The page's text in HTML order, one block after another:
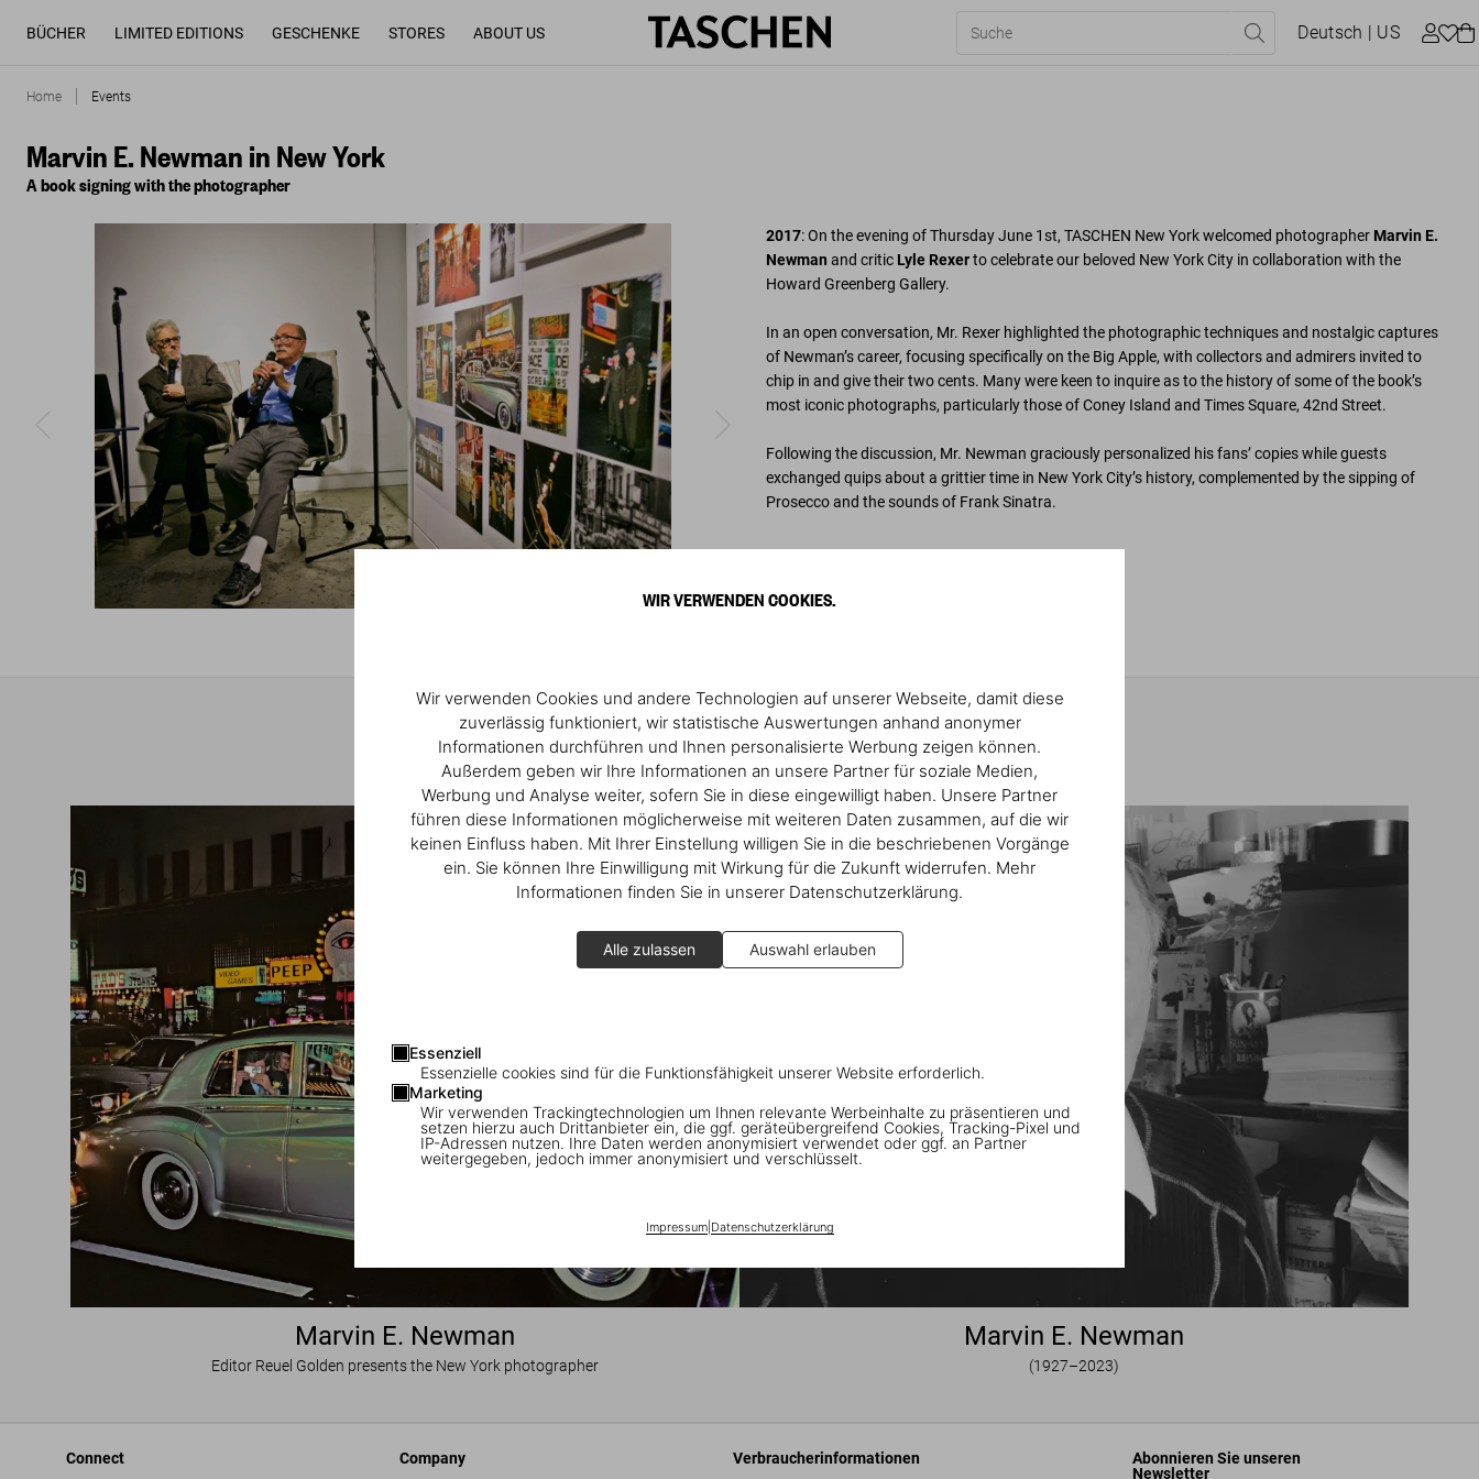
WIR VERWENDEN COOKIES.
Wir verwenden Cookies und andere Technologien auf unserer Webseite, damit diese
zuverlässig funktioniert, wir statistische Auswertungen anhand anonymer
Informationen durchführen und Ihnen personalisierte Werbung zeigen können.
Außerdem geben wir Ihre Informationen an unsere Partner für soziale Medien,
Werbung und Analyse weiter, sofern Sie in diese eingewilligt haben. Unsere Partner
führen diese Informationen möglicherweise mit weiteren Daten zusammen, auf die wir
keinen Einfluss haben. Mit Ihrer Einstellung willigen Sie in die beschriebenen Vorgänge
ein. Sie können Ihre Einwilligung mit Wirkung für die Zukunft widerrufen. Mehr
Informationen finden Sie in unserer Datenschutzerklärung.
Alle zulassen Auswahl erlauben
Essenziell
Essenzielle cookies sind für die Funktionsfähigkeit unserer Website erforderlich.
Marketing
Wir verwenden Trackingtechnologien um Ihnen relevante Werbeinhalte zu präsentieren und
setzen hierzu auch Drittanbieter ein, die ggf. geräteübergreifend Cookies, Tracking-Pixel und
IP-Adressen nutzen. Ihre Daten werden anonymisiert verwendet oder ggf. an Partner
weitergegeben, jedoch immer anonymisiert und verschlüsselt.
Impressum| Datenschutzerklärung
BÜCHER LIMITED EDITIONS GESCHENKE STORES ABOUT US Deutsch | US
Home Events
Marvin E. Newman in New York
A book signing with the photographer
2017: On the evening of Thursday June 1st, TASCHEN New York welcomed photographer Marvin E.
Newman and critic Lyle Rexerto celebrate our beloved New York City in collaboration with the
Howard Greenberg Gallery.
In an open conversation, Mr. Rexer highlighted the photographic techniques and nostalgic captures
of Newman’s career, focusing specifically on the Big Apple, with collectors and admirers invited to
chip in and give their two cents. Many were keen to inquire as to the history of some of the book’s
most iconic photographs, particularly those of Coney Island and Times Square, 42nd Street.
Following the discussion, Mr. Newman graciously personalized his fans’ copies while guests
exchanged quips about a grittier time in New York City’s history, complemented by the sipping of
Prosecco and the sounds of Frank Sinatra.
Mehr entdecken
Marvin E. Newman
Editor Reuel Golden presents the New York photographer
Marvin E. Newman
(1927–2023)
Connect Company Verbraucherinformationen
Abonnieren Sie unseren
Newsletter